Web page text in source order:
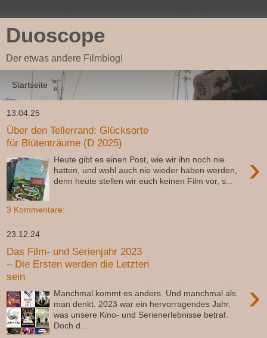
Duoscope
Der etwas andere Filmblog!
▼
13.04.25
Über den Tellerrand: Glücksorte
für Blütenträume (D 2025)
›
Heute gibt es einen Post, wie wir ihn noch nie
hatten, und wohl auch nie wieder haben werden,
denn heute stellen wir euch keinen Film vor, s...
3 Kommentare:
23.12.24
Das Film- und Serienjahr 2023
– Die Ersten werden die Letzten
sein
›
Manchmal kommt es anders. Und manchmal als
man denkt. 2023 war ein hervorragendes Jahr,
was unsere Kino- und Serienerlebnisse betraf.
Doch d...